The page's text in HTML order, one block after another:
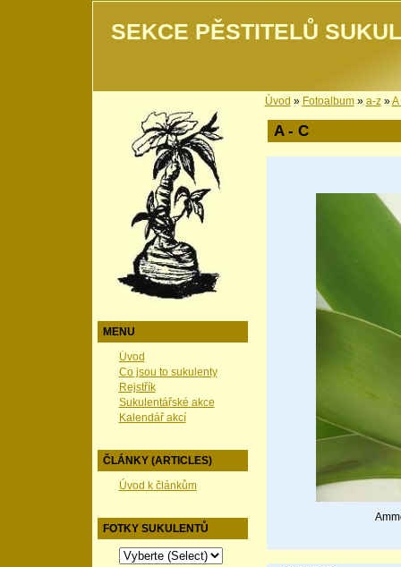
SEKCE PĚSTITELŮ
MENU
Úvod
Co jsou to sukulenty
Rejstřík
Sukulentářské akce
Kalendář akcí
ČLÁNKY (ARTICLES)
Úvod k článkům
FOTKY SUKULENTŮ
Úvod » Fotoalbum» a-z»A
A - C